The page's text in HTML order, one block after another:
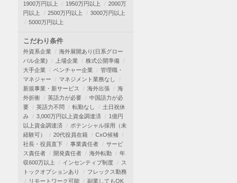
1900万円以上
1950万円以上
2000万
円以上
2500万円以上
3000万円以上
5000万円以上
こだわり条件
外資系企業
海外展開あり(日系グロー
バル企業)
上場企業
株式公開準備
大手企業
ベンチャー企業
管理職・
マネジャー
マネジメント業務なし
新規事業・新サービス
海外出張
海
外折衝
英語力が必要
中国語力が必
要
英語力不問 転勤なし
土日祝休
み
3,000万円以上資金調達済
1億円
以上資金調達済
ポテンシャル採用（未
経験可）
20代役員在籍
CxO候補
社長・役員直下
事業責任者
サービ
ス責任者
開発責任者 海外転勤
年
収600万以上
インセンティブ制度
ス
トックオプションあり
フレックス勤務
リモートワーク可能
副業してもOK